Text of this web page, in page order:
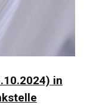
in